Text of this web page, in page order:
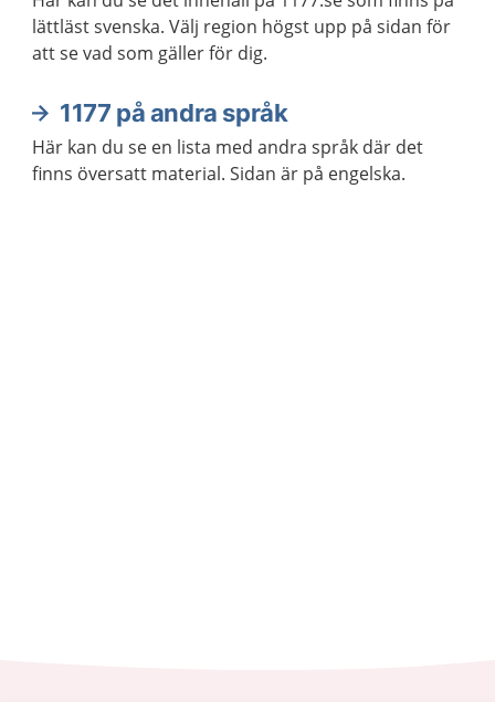
lättläst svenska. Välj region högst upp på sidan för
att se vad som gäller för dig.
1177 på andra språk
Här kan du se en lista med andra språk där det
finns översatt material. Sidan är på engelska.